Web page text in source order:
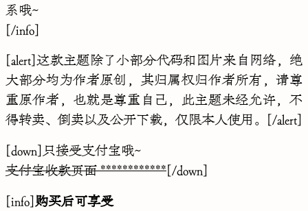
系哦~
[/info]
[alert]这款主题除了小部分代码和图片来自网络，绝
大部分均为作者原创，其归属权归作者所有，请尊
重原作者，也就是尊重自己，此主题未经允许，不
得转卖、倒卖以及公开下载，仅限本人使用。[/alert]
[down]只接受支付宝哦~
支付宝收款页面 ************[/down]
[info]购买后可享受